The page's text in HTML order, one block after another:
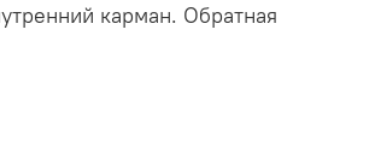
карман. Обратная